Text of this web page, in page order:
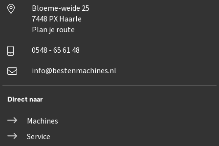
Bloeme-weide 25
7448 PX Haarle
Plan je route
0548 - 65 61 48
info@bestenmachines.nl
Direct naar
Machines
Service